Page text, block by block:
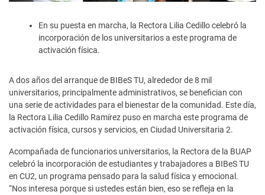
En su puesta en marcha, la Rectora Lilia Cedillo celebró la
incorporación de los universitarios a este programa de
activación física.
A dos años del arranque de BIBeS TU, alrededor de 8 mil
universitarios, principalmente administrativos, se benefician con
una serie de actividades para el bienestar de la comunidad. Este día,
la Rectora Lilia Cedillo Ramírez puso en marcha este programa de
activación física, cursos y servicios, en Ciudad Universitaria 2.
Acompañada de funcionarios universitarios, la Rectora de la BUAP
celebró la incorporación de estudiantes y trabajadores a BIBeS TU
en CU2, un programa pensado para la salud física y emocional.
“Nos interesa porque si ustedes están bien, eso se refleja en la